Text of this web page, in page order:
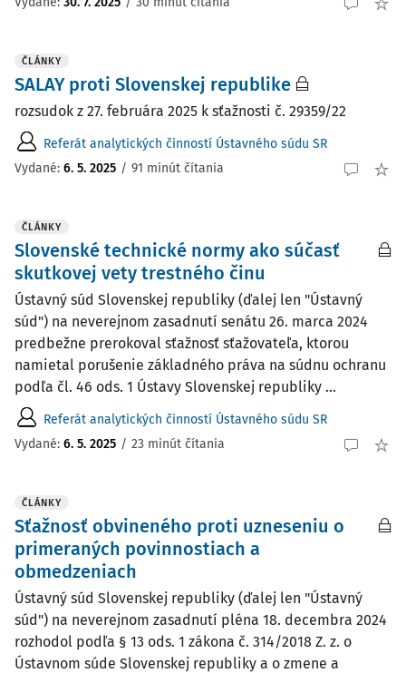
ČLÁNKY
SALAY proti Slovenskej republike
rozsudok z 27. februára 2025 k sťažnosti č. 29359/22
Referát analytických činností Ústavného súdu SR
Vydané: 6. 5. 2025 / 91 minút čítania
ČLÁNKY
Slovenské technické normy ako súčasť
skutkovej vety trestného činu
Ústavný súd Slovenskej republiky (ďalej len "Ústavný
súd") na neverejnom zasadnutí senátu 26. marca 2024
predbežne prerokoval sťažnosť sťažovateľa, ktorou
namietal porušenie základného práva na súdnu ochranu
podľa čl. 46 ods. 1 Ústavy Slovenskej republiky ...
Referát analytických činností Ústavného súdu SR
Vydané: 6. 5. 2025 / 23 minút čítania
ČLÁNKY
Sťažnosť obvineného proti uzneseniu o
primeraných povinnostiach a
obmedzeniach
Ústavný súd Slovenskej republiky (ďalej len "Ústavný
súd") na neverejnom zasadnutí pléna 18. decembra 2024
rozhodol podľa § 13 ods. 1 zákona č. 314/2018 Z. z. o
Ústavnom súde Slovenskej republiky a o zmene a